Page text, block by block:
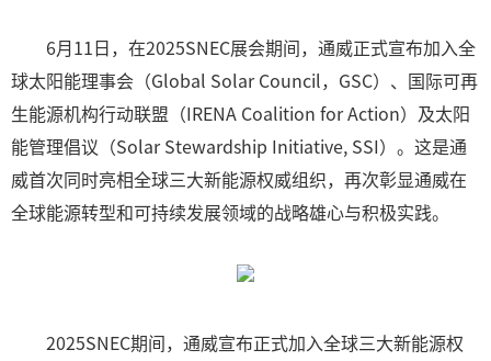
6月11日，在2025SNEC展会期间，通威正式宣布加入全
球太阳能理事会（Global Solar Council，GSC）、国际可再
生能源机构行动联盟（IRENA Coalition for Action）及太阳
能管理倡议（Solar Stewardship Initiative, SSI）。这是通
威首次同时亮相全球三大新能源权威组织，再次彰显通威在
全球能源转型和可持续发展领域的战略雄心与积极实践。
2025SNEC期间，通威宣布正式加入全球三大新能源权